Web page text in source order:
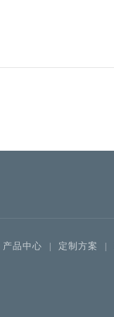
产品中心 定制方案